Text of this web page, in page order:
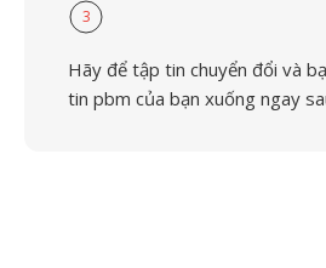
3
Hãy để tập tin chuyển đổi và
tin pbm của bạn xuống ngay